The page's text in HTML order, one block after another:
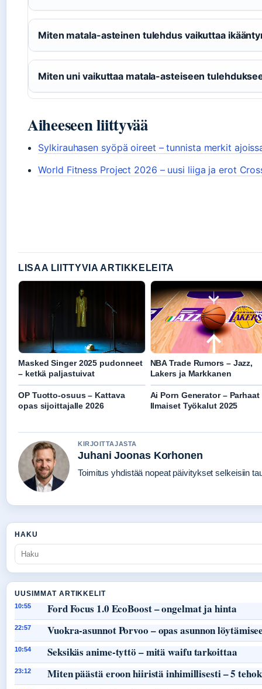
Miten matala-asteinen tulehdus vaikuttaa
Miten uni vaikuttaa matala-asteiseen
Aiheeseen liittyvää
Sylkirauhasen syöpä oireet – tunnista merkit
World Fitness Project 2026 – uusi liiga ja erot
LISAA LIITTYVIA ARTIKKELEITA
Masked Singer 2025 pudonneet
– ketkä paljastuivat
NBA Trade Rumors – Jazz,
Lakers ja Markkanen
OP Tuotto-osuus – Kattava
opas sijoittajalle 2026
Ai Porn Generator – Parhaat
Ilmaiset Työkalut 2025
KIRJOITTAJASTA
Juhani Joonas Korhonen
Toimitus yhdistää nopeat päivitykset selkeisiin
HAKU
UUSIMMAT ARTIKKELIT
10:55 Ford Focus 1.0 EcoBoost – ongelmat ja hinta
22:57 Vuokra-asunnot Porvoo – opas asunnon
10:54 Seksikäs anime-tyttö – mitä waifu tarkoittaa
23:12 Miten päästä eroon hiiristä inhimillisesti – 5